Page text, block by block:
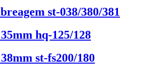
st-038/380/381
hq-125/128
st-fs200/180